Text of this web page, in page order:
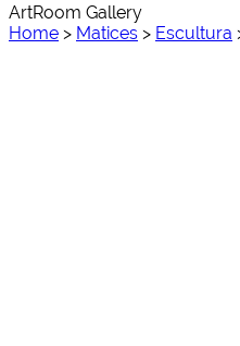
ArtRoom Gallery
Home > Matices > Escultura